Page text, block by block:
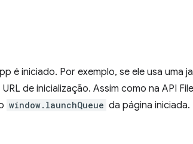
é iniciado. Por exemplo, se ele usa uma
de inicialização. Assim como na API
window.launchQueue da página iniciada.